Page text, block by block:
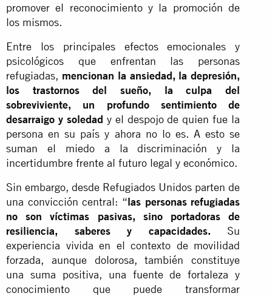
promover el reconocimiento y la promoción de
los mismos.
Entre los principales efectos emocionales y
psicológicos que enfrentan las personas
refugiadas, mencionan la ansiedad, la depresión,
los trastornos del sueño, la culpa del
sobreviviente, un profundo sentimiento de
desarraigo y soledad y el despojo de quien fue la
persona en su país y ahora no lo es. A esto se
suman el miedo a la discriminación y la
incertidumbre frente al futuro legal y económico.
Sin embargo, desde Refugiados Unidos parten de
una convicción central: “las personas refugiadas
no son víctimas pasivas, sino portadoras de
resiliencia, saberes y capacidades. Su
experiencia vivida en el contexto de movilidad
forzada, aunque dolorosa, también constituye
una suma positiva, una fuente de fortaleza y
conocimiento que puede transformar